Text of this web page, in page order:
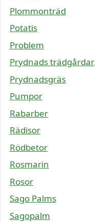
Plommonträd
Potatis
Problem
Prydnads trädgårdar
Prydnadsgräs
Pumpor
Rabarber
Rädisor
Rödbetor
Rosmarin
Rosor
Sago Palms
Sagopalm